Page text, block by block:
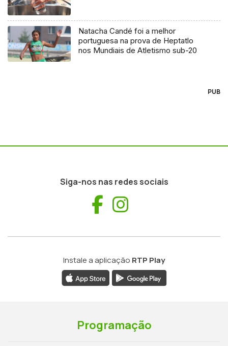
Natacha Candé foi a melhor
portuguesa na prova de Heptatlo
nos Mundiais de Atletismo sub-20
PUB
Siga-nos nas redes sociais
Facebook
Instale a aplicação RTP Play
Programação